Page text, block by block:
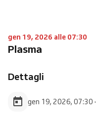
gen 19, 2026 alle 07:30
Plasma
Dettagli
gen 19, 2026, 07:30